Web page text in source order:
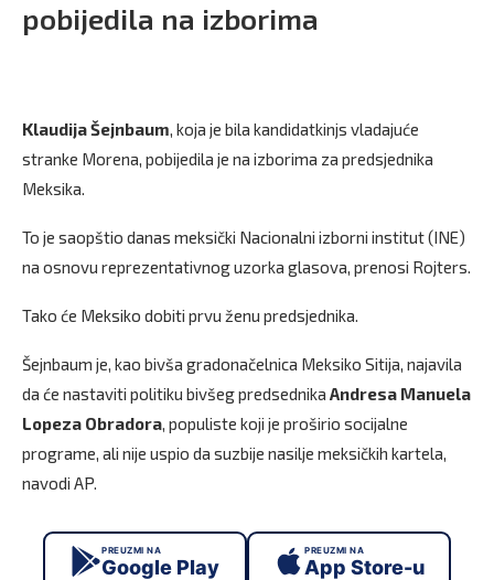
pobijedila na izborima
Klaudija Šejnbaum, koja je bila kandidatkinjs vladajuće
stranke Morena, pobijedila je na izborima za predsjednika
Meksika.
To je saopštio danas meksički Nacionalni izborni institut (INE)
na osnovu reprezentativnog uzorka glasova, prenosi Rojters.
Tako će Meksiko dobiti prvu ženu predsjednika.
Šejnbaum je, kao bivša gradonačelnica Meksiko Sitija, najavila
da će nastaviti politiku bivšeg predsednika Andresa Manuela
Lopeza Obradora, populiste koji je proširio socijalne
programe, ali nije uspio da suzbije nasilje meksičkih kartela,
navodi AP.
PREUZMI NA
Google Play
PREUZMI NA
App Store-u